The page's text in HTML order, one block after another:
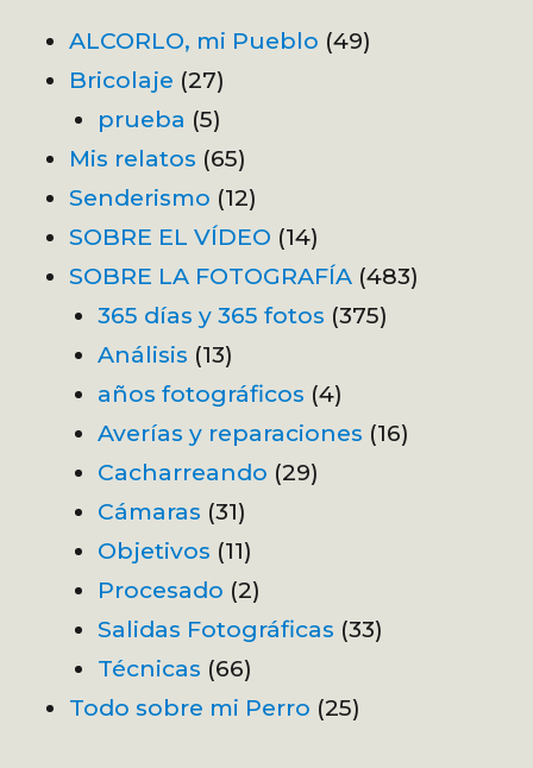
ALCORLO, mi Pueblo (49)
Bricolaje (27)
prueba (5)
Mis relatos (65)
Senderismo (12)
SOBRE EL VÍDEO (14)
SOBRE LA FOTOGRAFÍA (483)
365 días y 365 fotos (375)
Análisis (13)
años fotográficos (4)
Averías y reparaciones (16)
Cacharreando (29)
Cámaras (31)
Objetivos (11)
Procesado (2)
Salidas Fotográficas (33)
Técnicas (66)
Todo sobre mi Perro (25)